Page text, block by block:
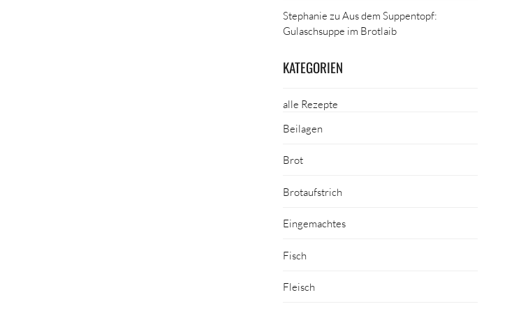
Stephanie zuAus dem Suppentopf:
Gulaschsuppe im Brotlaib
KATEGORIEN
alle Rezepte
Beilagen
Brot
Brotaufstrich
Eingemachtes
Fisch
Fleisch